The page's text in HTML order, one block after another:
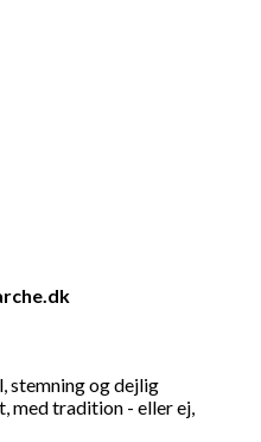
stemning og dejlig
med tradition - eller ej,